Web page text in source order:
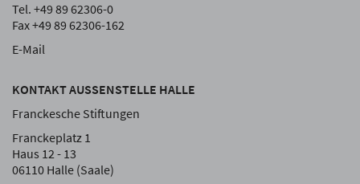
Tel. +49 89 62306-0
Fax +49 89 62306-162
E-Mail
KONTAKT AUSSENSTELLE HALLE
Franckesche Stiftungen
Franckeplatz 1
Haus 12 - 13
06110 Halle (Saale)